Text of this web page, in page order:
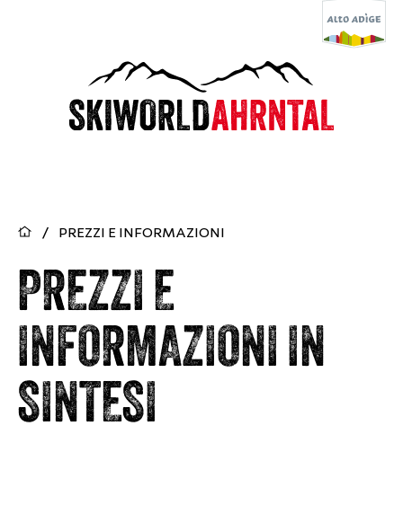
/ PREZZI E INFORMAZIONI
PREZZI E
INFORMAZIONI IN
SINTESI